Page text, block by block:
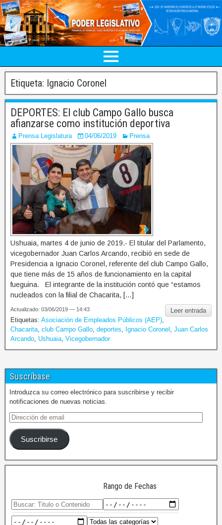
Etiqueta: Ignacio Coronel
DEPORTES: El club Campo Gallo busca
afianzarse como institución deportiva
Prensa Legislatura 04/06/2019 Prensa
Ushuaia, martes 4 de junio de 2019.- El titular del Parlamento,
vicegobernador Juan Carlos Arcando, recibió en sede de
Presidencia a Ignacio Coronel, referente del club Campo Gallo,
que tiene más de 15 años de funcionamiento en la capital
fueguina. El integrante de la institución contó que “estamos
nucleados con la filial de Chacarita, […]
Leer entrada
Actualizado: 03/06/2019 — 14:43
Etiquetas: Asociación de Empleados Públicos (AEP)
Chacarita club Campo Gallo deportes Ignacio Coronel
Juan Carlos
Arcando Ushuaia Vicegobernador
Suscríbase
Introduzca su correo electrónico para suscribirse y recibir
notificaciones de nuevas noticias.
Suscribirse
Rango de Fechas